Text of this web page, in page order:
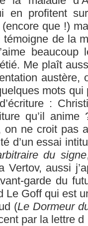
en profitent
(encore que !)
témoigne de la
Me plaît
austère,
mots
:
qu’il anime
on ne croit pas
d’un essai
du signe
Vertov, aussi
garde du
Le Goff qui est
(Le Dormeur
par la lettre